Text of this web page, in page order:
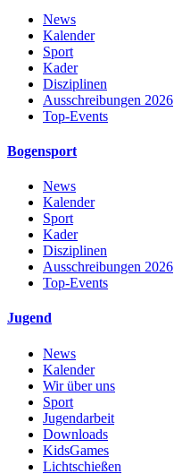
News
Kalender
Sport
Kader
Disziplinen
Ausschreibungen 2026
Top-Events
Bogensport
News
Kalender
Sport
Kader
Disziplinen
Ausschreibungen 2026
Top-Events
Jugend
News
Kalender
Wir über uns
Sport
Jugendarbeit
Downloads
KidsGames
Lichtschießen